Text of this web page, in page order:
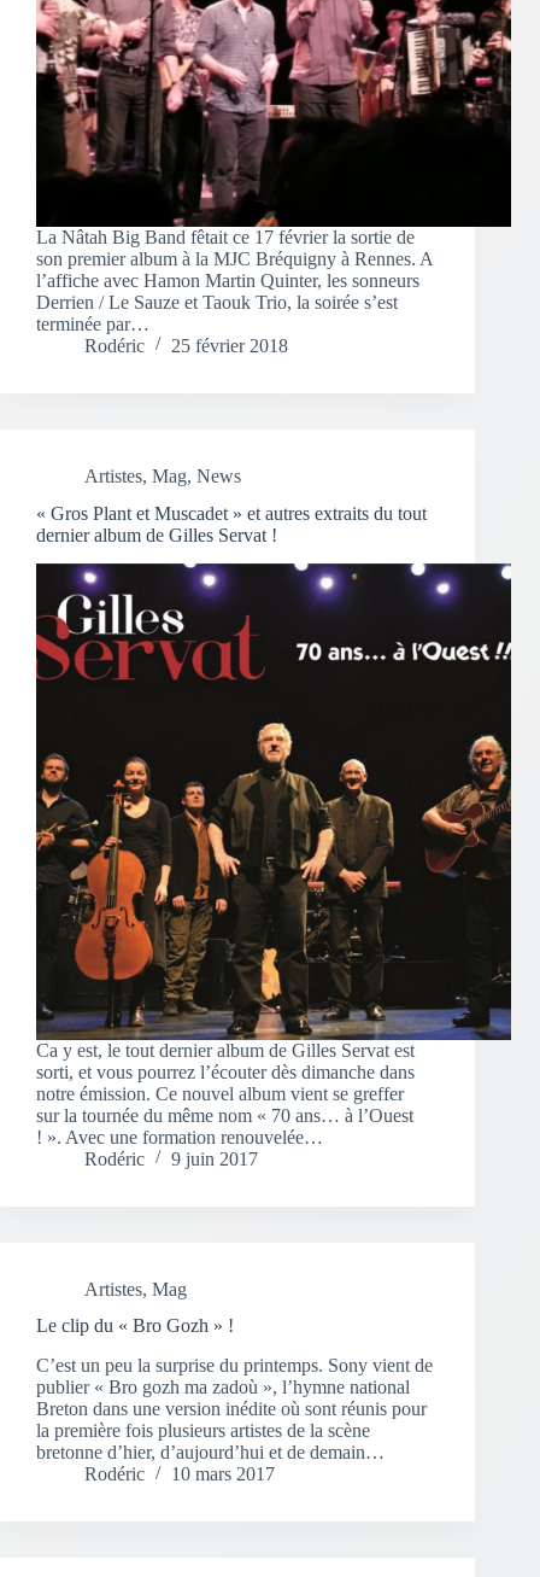
La Nâtah Big Band fêtait ce 17 février la sortie de
son premier album à la MJC Bréquigny à Rennes. A
l’affiche avec Hamon Martin Quinter, les sonneurs
Derrien / Le Sauze et Taouk Trio, la soirée s’est
terminée par…
Rodéric
25 février 2018
Artistes, Mag, News
« Gros Plant et Muscadet » et autres extraits du tout
dernier album de Gilles Servat !
Ca y est, le tout dernier album de Gilles Servat est
sorti, et vous pourrez l’écouter dès dimanche dans
notre émission. Ce nouvel album vient se greffer
sur la tournée du même nom « 70 ans… à l’Ouest
! ». Avec une formation renouvelée…
Rodéric
9 juin 2017
Artistes, Mag
Le clip du « Bro Gozh » !
C’est un peu la surprise du printemps. Sony vient de
publier « Bro gozh ma zadoù », l’hymne national
Breton dans une version inédite où sont réunis pour
la première fois plusieurs artistes de la scène
bretonne d’hier, d’aujourd’hui et de demain…
Rodéric
10 mars 2017